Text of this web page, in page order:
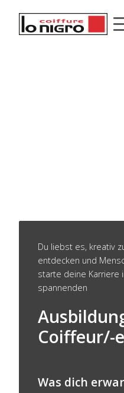
Du liebst es, kreativ
entdecken und
starte deine Karriere
spannenden
Coiffeur/-
Was dich